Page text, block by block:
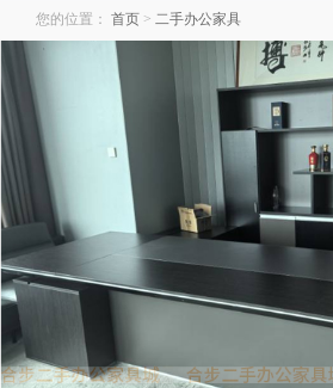
您的位置： 首页 > 二手办公家具